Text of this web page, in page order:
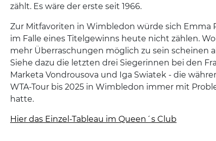
zählt. Es wäre der erste seit 1966.
Zur Mitfavoriten in Wimbledon würde sich Emma
im Falle eines Titelgewinns heute nicht zählen.
mehr Überraschungen möglich zu sein scheinen
Siehe dazu die letzten drei Siegerinnen bei den
Marketa Vondrousova und Iga Swiatek - die
WTA-Tour bis 2025 in Wimbledon immer mit
hatte.
Hier das Einzel-Tableau im Queen´s Club